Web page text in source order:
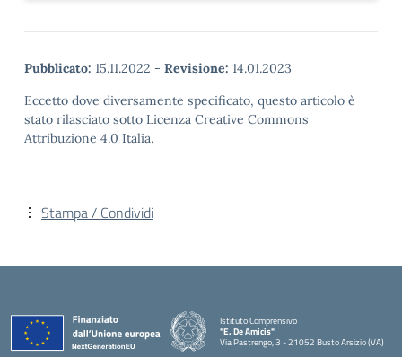
Pubblicato: 15.11.2022 - Revisione: 14.01.2023
Eccetto dove diversamente specificato, questo articolo è
stato rilasciato sotto Licenza Creative Commons
Attribuzione 4.0 Italia.
Stampa / Condividi
Istituto Comprensivo
"E. De Amicis"
Via Pastrengo, 3 - 21052 Busto Arsizio (VA)